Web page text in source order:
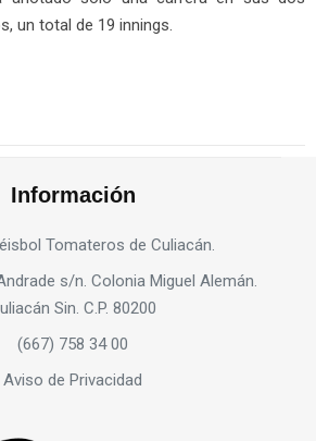
un total de 19 innings.
Información
Tomateros de Culiacán.
s/n. Colonia Miguel Alemán.
Sin. C.P. 80200
(667) 758 34 00
Aviso de Privacidad